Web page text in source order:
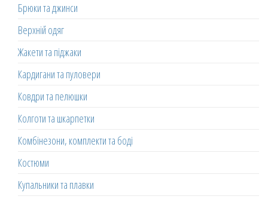
Брюки та джинси
Верхній одяг
Жакети та піджаки
Кардигани та пуловери
Ковдри та пелюшки
Колготи та шкарпетки
Комбінезони, комплекти та боді
Костюми
Купальники та плавки